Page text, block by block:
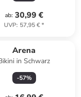
ab: 30,99 €
UVP: 57,95 €*
Arena
in Schwarz
-57%